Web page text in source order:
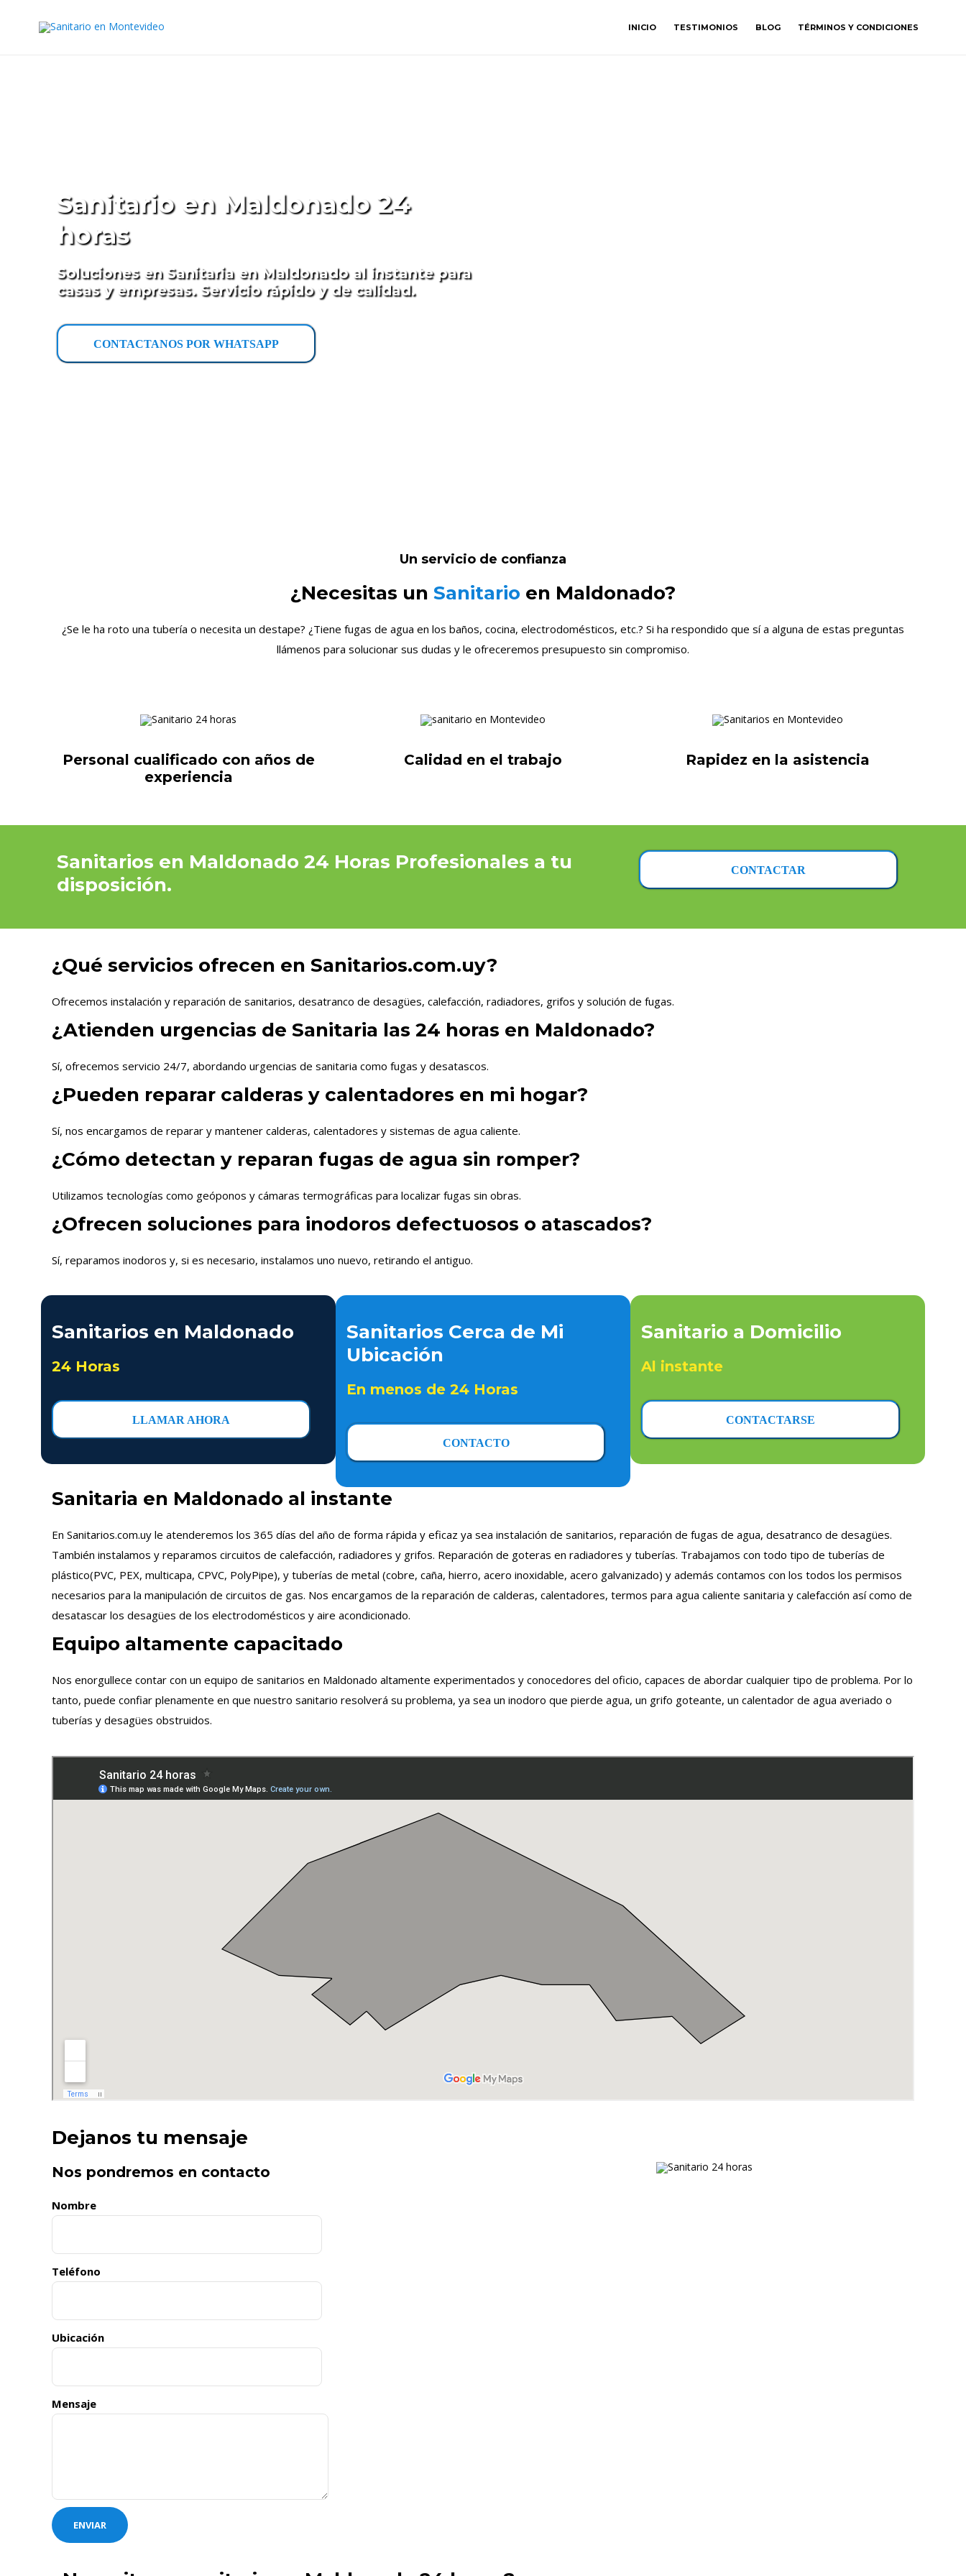
INICIO TESTIMONIOS BLOG TÉRMINOS Y CONDICIONES
Sanitario en Maldonado 24
horas
Soluciones en Sanitaria en Maldonado al instante para
casas y empresas. Servicio rápido y de calidad.
CONTACTANOS POR WHATSAPP
Un servicio de confianza
¿Necesitas un Sanitario en Maldonado?
¿Se le ha roto una tubería o necesita un destape? ¿Tiene fugas de agua en los baños, cocina, electrodomésticos, etc.? Si ha respondido que sí a alguna de estas preguntas
llámenos para solucionar sus dudas y le ofreceremos presupuesto sin compromiso.
Personal cualificado con años de
experiencia
Calidad en el trabajo Rapidez en la asistencia
Sanitarios en Maldonado 24 Horas Profesionales a tu
disposición.
CONTACTAR
¿Qué servicios ofrecen en Sanitarios.com.uy?
Ofrecemos instalación y reparación de sanitarios, desatranco de desagües, calefacción, radiadores, grifos y solución de fugas.
¿Atienden urgencias de Sanitaria las 24 horas en Maldonado?
Sí, ofrecemos servicio 24/7, abordando urgencias de sanitaria como fugas y desatascos.
¿Pueden reparar calderas y calentadores en mi hogar?
Sí, nos encargamos de reparar y mantener calderas, calentadores y sistemas de agua caliente.
¿Cómo detectan y reparan fugas de agua sin romper?
Utilizamos tecnologías como geóponos y cámaras termográficas para localizar fugas sin obras.
¿Ofrecen soluciones para inodoros defectuosos o atascados?
Sí, reparamos inodoros y, si es necesario, instalamos uno nuevo, retirando el antiguo.
Sanitarios en Maldonado
24 Horas
LLAMAR AHORA
Sanitarios Cerca de Mi
Ubicación
En menos de 24 Horas
CONTACTO
Sanitario a Domicilio
Al instante
CONTACTARSE
Sanitaria en Maldonado al instante
En Sanitarios.com.uy le atenderemos los 365 días del año de forma rápida y eficaz ya sea instalación de sanitarios, reparación de fugas de agua, desatranco de desagües.
También instalamos y reparamos circuitos de calefacción, radiadores y grifos. Reparación de goteras en radiadores y tuberías. Trabajamos con todo tipo de tuberías de
plástico(PVC, PEX, multicapa, CPVC, PolyPipe), y tuberías de metal (cobre, caña, hierro, acero inoxidable, acero galvanizado) y además contamos con los todos los permisos
necesarios para la manipulación de circuitos de gas. Nos encargamos de la reparación de calderas, calentadores, termos para agua caliente sanitaria y calefacción así como de
desatascar los desagües de los electrodomésticos y aire acondicionado.
Equipo altamente capacitado
Nos enorgullece contar con un equipo de sanitarios en Maldonado altamente experimentados y conocedores del oficio, capaces de abordar cualquier tipo de problema. Por lo
tanto, puede confiar plenamente en que nuestro sanitario resolverá su problema, ya sea un inodoro que pierde agua, un grifo goteante, un calentador de agua averiado o
tuberías y desagües obstruidos.
Dejanos tu mensaje
Nos pondremos en contacto
Nombre
Teléfono
Ubicación
Mensaje